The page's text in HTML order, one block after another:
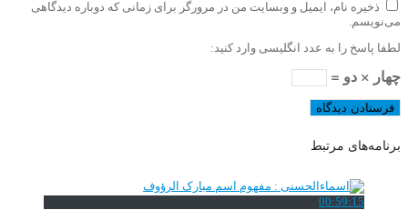
ذخیره نام، ایمیل و وبسایت من در مرورگر برای زمانی که دوباره دیدگاهی
می‌نویسم.
لطفا پاسخ را به عدد انگلیسی وارد کنید:
چهار × دو =
برنامه‌های مرتبط
00:59:15